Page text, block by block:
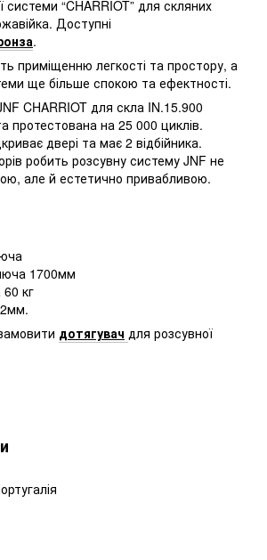
системи “CHARRIOT” для скляних
Доступні
.
приміщенню легкості та простору, а
ще більше спокою та ефектності.
CHARRIOT для скла IN.15.900
протестована на 25 000 циклів.
двері та має 2 відбійника.
робить розсувну систему JNF не
але й естетично привабливою.
1700мм
кг
дотягувач для розсувної